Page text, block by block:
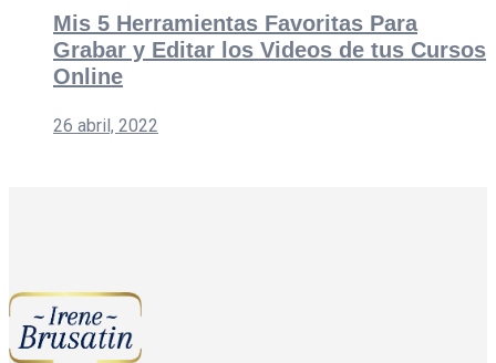
Mis 5 Herramientas Favoritas Para
Grabar y Editar los Videos de tus Cursos
Online
26 abril, 2022